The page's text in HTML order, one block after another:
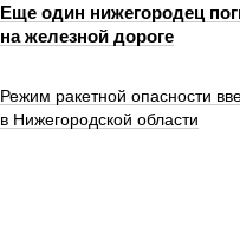
Еще один нижегородец
на железной дороге
Режим ракетной опасности
в Нижегородской области